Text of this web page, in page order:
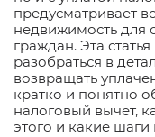
предусматривает
недвижимость для
граждан. Эта
разобраться в
возвращать
кратко и понятно
налоговый вычет,
этого и какие